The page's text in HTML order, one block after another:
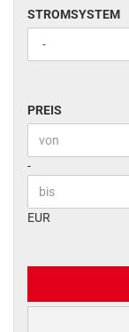
STROMSYSTEM
STROMSYSTEM
PREIS
PREIS
Preis bis
-
EUR